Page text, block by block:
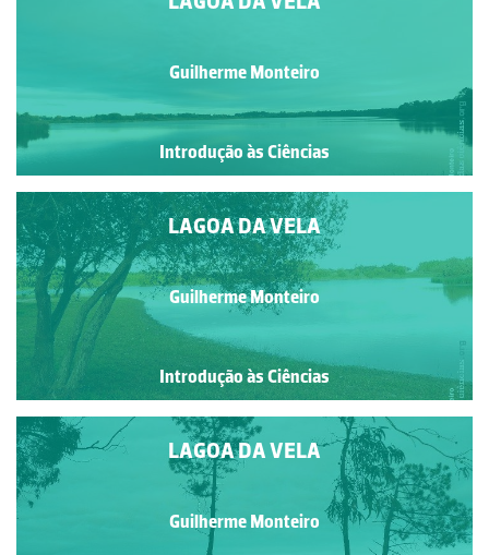
Guilherme Monteiro
Introdução às Ciências
LAGOA DA VELA
Guilherme Monteiro
Introdução às Ciências
LAGOA DA VELA
Guilherme Monteiro